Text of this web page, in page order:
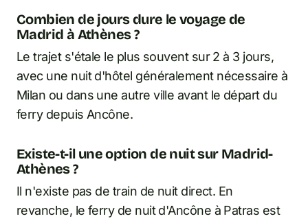
Combien de jours dure le voyage de
Madrid à Athènes ?
Le trajet s'étale le plus souvent sur 2 à 3 jours,
avec une nuit d'hôtel généralement nécessaire à
Milan ou dans une autre ville avant le départ du
ferry depuis Ancône.
Existe-t-il une option de nuit sur Madrid-
Athènes ?
Il n'existe pas de train de nuit direct. En
revanche, le ferry de nuit d'Ancône à Patras est